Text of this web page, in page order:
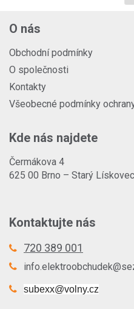
O nás
Obchodní podmínky
O společnosti
Kontakty
Všeobecné podmínky
Kde nás najdete
Čermákova 4
625 00 Brno – Starý Lískovec
Kontaktujte nás
720 389 001
subexx@volny.cz